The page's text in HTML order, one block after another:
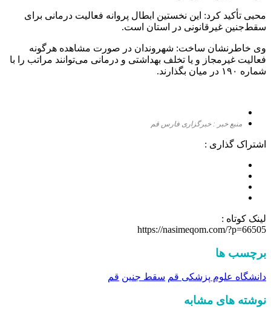
محبی تأکید کرد: این نخستین ابطال پروانه فعالیت درمانی برای
سقط‌جنین غیرقانونی در استان است.
وی خاطرنشان ساخت: شهروندان در صورت مشاهده هرگونه
فعالیت غیرمجاز و یا تخلف بهداشتی و درمانی می‌توانند مراتب را با
شماره ۱۹۰ در میان بگذارند.
منبع خبر : خبرگزاری فارس قم
اشتراک گذاری :
لینک کوتاه :
https://nasimeqom.com/?p=66505
برچسب ها
دانشگاه علوم پزشکی قم سقط جنین قم
نوشته های مشابه